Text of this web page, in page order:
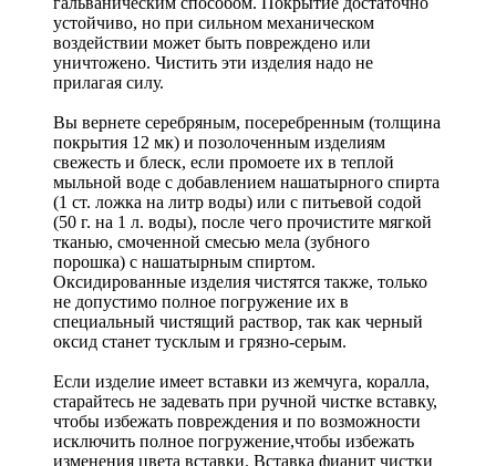
устойчиво, но при сильном механическом
воздействии может быть повреждено или
уничтожено. Чистить эти изделия надо не
прилагая силу.
Вы вернете серебряным, посеребренным (толщина
покрытия 12 мк) и позолоченным изделиям
свежесть и блеск, если промоете их в теплой
мыльной воде с добавлением нашатырного спирта
(1 ст. ложка на литр воды) или с питьевой содой
(50 г. на 1 л. воды), после чего прочистите мягкой
тканью, смоченной смесью мела (зубного
порошка) с нашатырным спиртом.
Оксидированные изделия чистятся также, только
не допустимо полное погружение их в
специальный чистящий раствор, так как черный
оксид станет тусклым и грязно-серым.
Если изделие имеет вставки из жемчуга, коралла,
старайтесь не задевать при ручной чистке вставку,
чтобы избежать повреждения и по возможности
исключить полное погружение,чтобы избежать
изменения цвета вставки. Вставка фианит чистки